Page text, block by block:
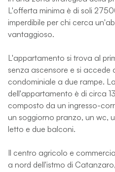
L'offerta minima è di soli
imperdibile per chi cerca
vantaggioso.
L'appartamento si trova al
senza ascensore e si accede
condominiale a due rampe.
dell'appartamento è di circa
composto da un ingresso-
un soggiorno pranzo, un wc,
letto e due balconi.
Il centro agricolo e
a nord dell'istmo di